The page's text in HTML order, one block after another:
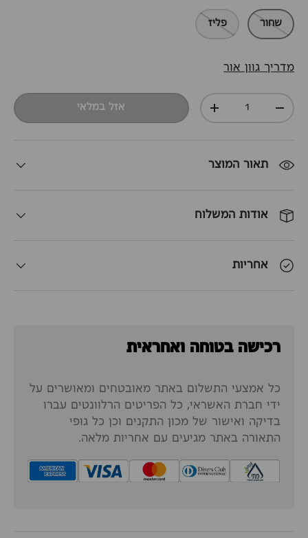
שחור פליז
מדריך גוון אור
כמות
+ אזל במלאי
תאור המוצר
אודות המשלוח
אחריות
רכישה בטוחה ואחראית
כל אמצעי התשלום באתר מאובטחים ומאושרים על
ידי חברת האשראי, כל הפריטים הרלוונטים עברו
בדיקה ואישור של מכון התקנים וכן כל גופי
התאורה באתר מגיעים עם אחריות מלאה.